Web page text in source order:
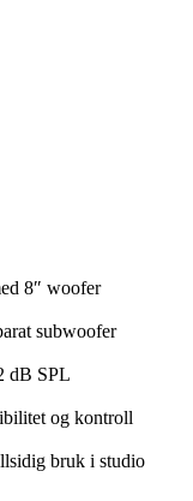
8″ woofer
subwoofer
dB SPL
og kontroll
bruk i studio